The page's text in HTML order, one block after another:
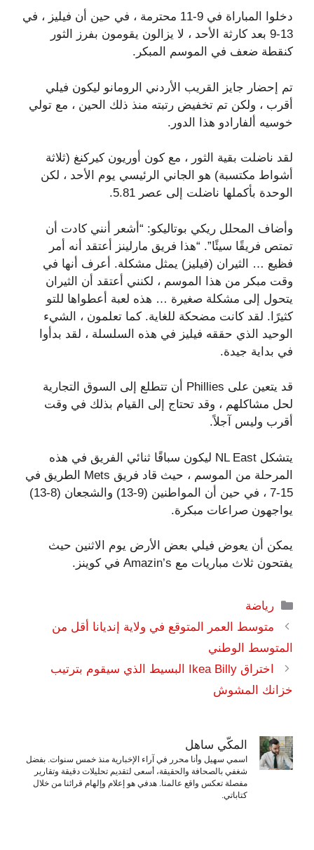
دخلوا المباراة في 9-11 محترمة ، في حين أن فيليز ، في
13-9 بعد كارثة الأحد ، لا يزالون يقومون بفرز الثور
كنقطة ضعف في الموسم المبكر.
تم إحضار جايز القريب الأردني الرومانو ليكون فيلي
أقرب ، ولكن تم تخفيض رتبته منذ ذلك الحين ، مع تولي
خوسيه ألفارادو هذا الدور.
لقد ناضلت بقية الثور ، مع كون أوريون كيركنغ (ثلاثة
أشواط مكتسبة) هو الجاني الرئيسي يوم الأحد ، لكن
الوحدة بأكملها ناضلت إلى عصر 5.81.
وأضاف المحلل ريكي بوتاليكو: “أشعر أنني كادت أن
تمتص فريقًا سيئًا”. “هذا فريق مارلينز أعتقد أنه أمر
فظيع … الثيران (فيليز) يمثل مشكلة. أعرف أنها في
وقت مبكر من هذا الموسم ، لكنني أعتقد أن الثيران
يتحول إلى مشكلة صغيرة … هذه لعبة أعطواها للتو
كثيرًا. لقد كانت مضحكة للغاية. كما تعلمون ، الشيء
الوحيد الذي حققه فيليز في هذه السلسلة ، لقد بدأوا
في بداية جيدة.
قد يتعين على Phillies أن تتطلع إلى السوق التجارية
لحل مشاكلهم ، وقد تحتاج إلى القيام بذلك في وقت
أقرب وليس آجلاً.
يتشكل NL East ليكون سباقًا ثنائي الفريق في هذه
المرحلة من الموسم ، حيث قاد فريق Mets الطريق في
15-7 ، في حين أن المواطنين (9-13) والشجعان (8-13)
يواجهون صراعات مبكرة.
يمكن أن يعوض فيلي بعض الأرض يوم الاثنين حيث
يفتحون ثلاث مباريات مع Amazin’s في كوينز.
التصنيفات
رياضة
متوسط ​​العمر المتوقع في ولاية إنديانا أقل من
المتوسط ​​الوطني
اختراق Ikea Billy البسيط الذي سيقوم بترتيب
خزانك المشوش
المكّي ساهل
اسمي سهيل وأنا محرر في آراء الإخبارية منذ خمس سنوات. بفضل
شغفي بالصحافة والحقيقة، أسعى لتقديم تحليلات دقيقة وتقارير
مفصلة تعكس واقع عالمنا. هدفي هو إعلام وإلهام قرائنا من خلال
كتاباتي.